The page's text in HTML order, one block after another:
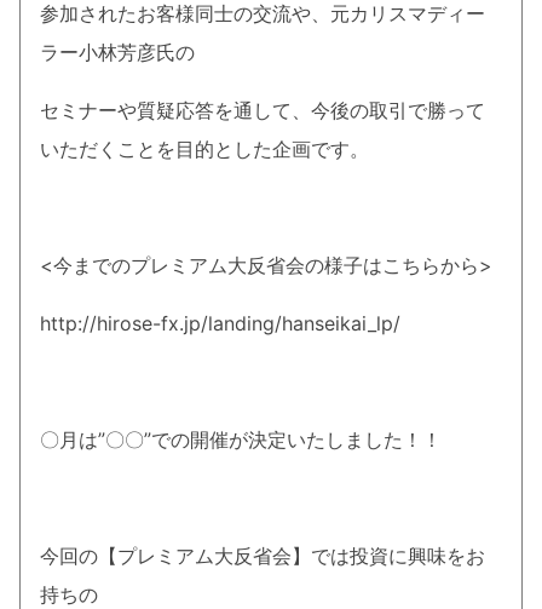
参加されたお客様同士の交流や、元カリスマディー
ラー小林芳彦氏の
セミナーや質疑応答を通して、今後の取引で勝って
いただくことを目的とした企画です。
<今までのプレミアム大反省会の様子はこちらから>
http://hirose-fx.jp/landing/hanseikai_lp/
〇月は”〇〇”での開催が決定いたしました！！
今回の【プレミアム大反省会】では投資に興味をお
持ちの